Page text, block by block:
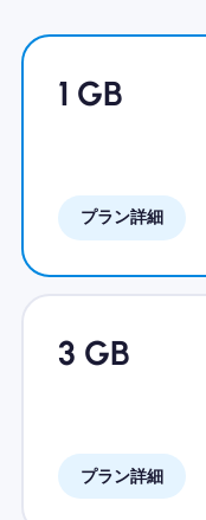
企業
1 GB
プラン詳細
3 GB
プラン詳細